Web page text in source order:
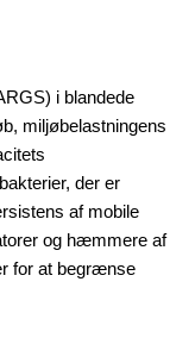
i blandede
miljøbelastningens
der er
af mobile
og hæmmere af
for at begrænse